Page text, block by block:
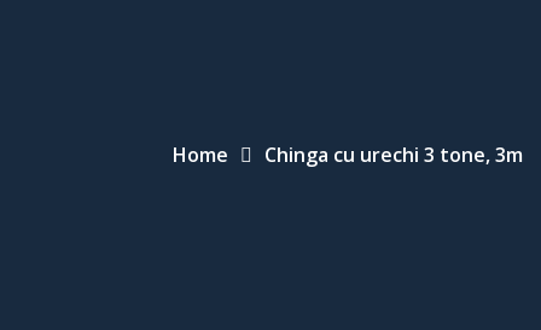
Home Chinga cu urechi 3 tone, 3m